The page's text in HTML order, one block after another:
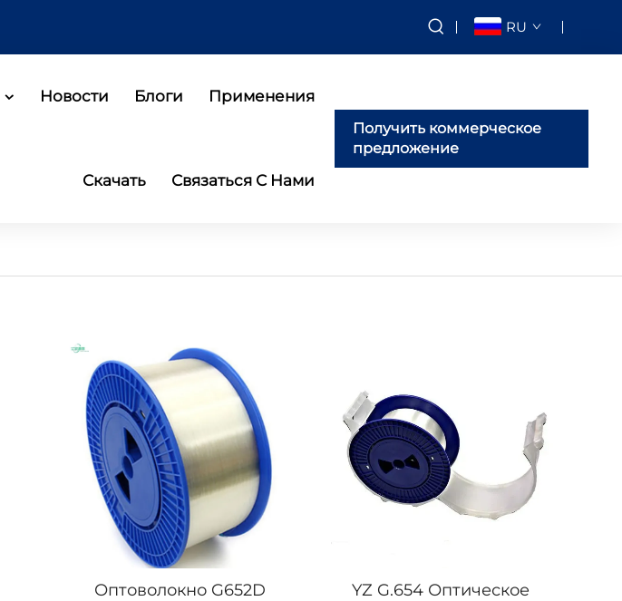
RU
Новости Блоги Применения
Скачать Связаться С Нами
Получить коммерческое
предложение
Оптоволокно G652D
YZ G.654 Оптическое